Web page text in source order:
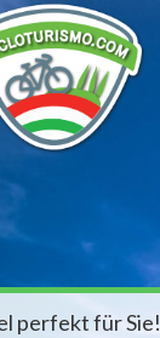
perfekt für Sie!